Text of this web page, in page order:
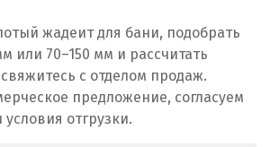
жадеит для бани, подобрать
или 70–150 мм и рассчитать
с отделом продаж.
предложение, согласуем
отгрузки.